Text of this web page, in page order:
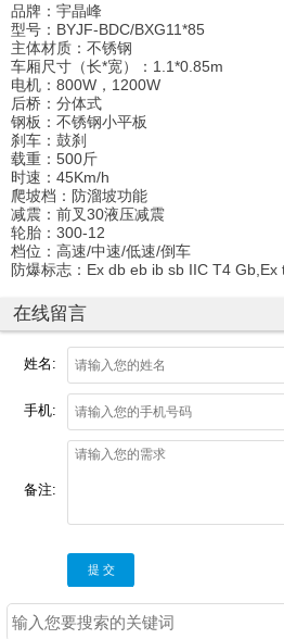
品牌：宇晶峰
型号：BYJF-BDC/BXG11*85
主体材质：不锈钢
车厢尺寸（长*宽）：1.1*0.85m
电机：800W，1200W
后桥：分体式
钢板：不锈钢小平板
刹车：鼓刹
载重：500斤
时速：45Km/h
爬坡档：防溜坡功能
减震：前叉30液压减震
轮胎：300-12
档位：高速/中速/低速/倒车
防爆标志：Ex db eb ib sb IIC T4 Gb,Ex
在线留言
姓名:
手机:
备注:
提 交